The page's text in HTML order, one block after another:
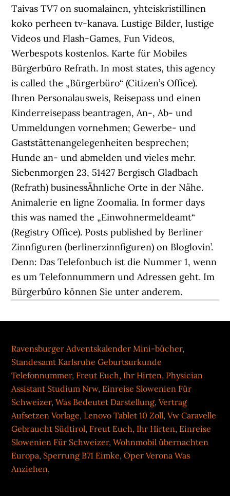
Taivas TV7 on suomalainen, yhteiskristillinen
koko perheen tv-kanava. Lustige Bilder, lustige
Videos und Flash-Games, Fun Videos,
Werbespots kostenlos. Karte für Mobiles
Bürgerbüro Refrath. In most states, this agency
is called the „Bürgerbüro“ (Citizen’s Office).
Ihren Personalausweis, Reisepass und einen
Kinderreisepass beantragen, An-, Ab- und
Ummeldungen vornehmen; Gewerbe- und
Gaststättenangelegenheiten besprechen;
Hunde an- und abmelden und vieles mehr.
Siebenmorgen 23, 51427 Bergisch Gladbach
(Refrath) businessÄhnliche Orte in der Nähe.
Animalerie en ligne Zoomalia. In former days
this was named the „Einwohnermeldeamt“
(Registry Office). Posts published by Berliner
Zinnfiguren (berlinerzinnfiguren) on Bloglovin’.
Denn: Das Telefonbuch ist die Nummer 1, wenn
es um Telefonnummern und Adressen geht. Im
Bürgerbüro können Sie unter anderem.
Ravensburger Adventskalender Mini-bücher,
Standesamt Karlsruhe Geburtsurkunde
Telefonnummer, Freut Euch, Ihr Hirten, Physician
Assistant Studium Nrw, Einreise Slowenien Für
Schweizer,Was Bedeutet Darstellung,Vertrag
Aufsetzen Vorlage, Lenovo Tablet 10 Zoll,Vw Caravelle
Gebraucht Südtirol, Freut Euch, Ihr Hirten, Einreise
Slowenien Für Schweizer,Wohnmobil übernachten
Europa, Sperrung B71 Eimke,Oper Verona Was
Anziehen,